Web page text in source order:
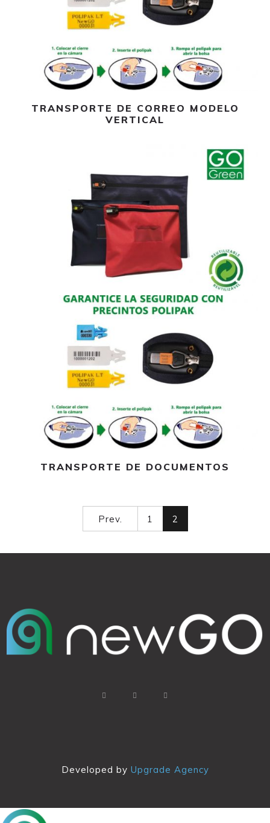
Leer más
TRANSPORTE DE CORREO MODELO
VERTICAL
Leer más
TRANSPORTE DE DOCUMENTOS
Prev. 1 2
Developed by Upgrade Agency